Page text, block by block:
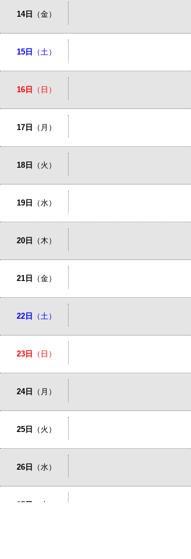
14日 （金）
15日 （土）
16日 （日）
17日 （月）
18日 （火）
19日 （水）
20日 （木）
21日 （金）
22日 （土）
23日 （日）
24日 （月）
25日 （火）
26日 （水）
27日 （木）